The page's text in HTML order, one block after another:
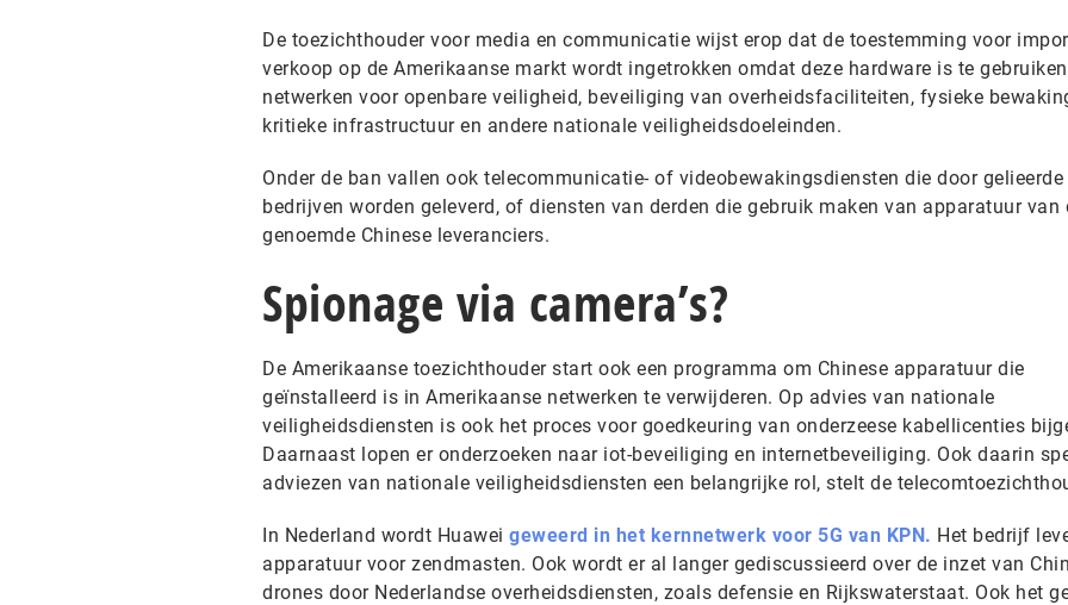
De toezichthouder voor media en communicatie wijst erop dat de toestemming voor
verkoop op de Amerikaanse markt wordt ingetrokken omdat deze hardware is te
netwerken voor openbare veiligheid, beveiliging van overheidsfaciliteiten, fysieke
kritieke infrastructuur en andere nationale veiligheidsdoeleinden.
Onder de ban vallen ook telecommunicatie- of videobewakingsdiensten die door gelieerde
bedrijven worden geleverd, of diensten van derden die gebruik maken van apparatuur van
genoemde Chinese leveranciers.
Spionage via camera’s?
De Amerikaanse toezichthouder start ook een programma om Chinese apparatuur die
geïnstalleerd is in Amerikaanse netwerken te verwijderen. Op advies van nationale
veiligheidsdiensten is ook het proces voor goedkeuring van onderzeese kabellicenties
Daarnaast lopen er onderzoeken naar iot-beveiliging en internetbeveiliging. Ook daarin
adviezen van nationale veiligheidsdiensten een belangrijke rol, stelt de
In Nederland wordt Huawei geweerd in het kernnetwerk voor 5G van KPN. Het bedrijf
apparatuur voor zendmasten. Ook wordt er al langer gediscussieerd over de inzet van
drones door Nederlandse overheidsdiensten, zoals defensie en Rijkswaterstaat. Ook het